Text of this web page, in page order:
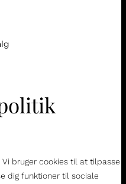
bruger cookies til at tilpasse
dig funktioner til sociale